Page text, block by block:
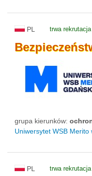
PL trwa rekrutacja
grupa kierunków:
Uniwersytet WSB Merito
PL trwa rekrutacja